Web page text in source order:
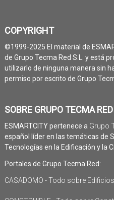
COPYRIGHT
©1999-2025 El material de
de Grupo Tecma Red S.L. y está
utilizarlo de ninguna manera sin
permiso por escrito de Grupo
SOBRE GRUPO TECMA RED
ESMARTCITY pertenece a Grupo
español líder en las temáticas de
Tecnologías en la Edificación y la
Portales de Grupo Tecma Red:
CASADOMO - Todo sobre